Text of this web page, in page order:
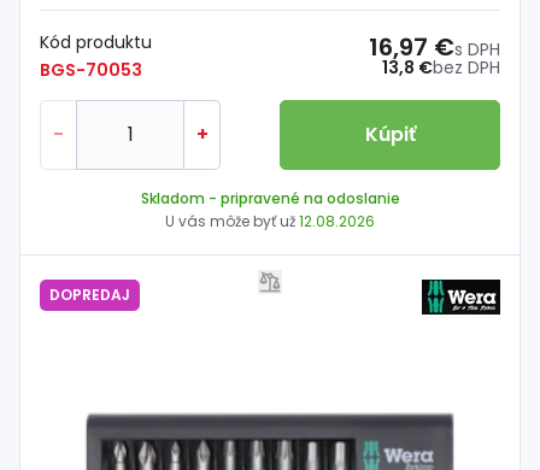
Kód produktu
BGS-70053
13,8 €bez DPH
16,97 €s DPH
- + Kúpiť
Skladom - pripravené na odoslanie
U vás môže byť už12.08.2026
DOPREDAJ